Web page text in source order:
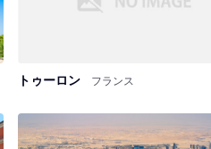
トゥーロン フランス